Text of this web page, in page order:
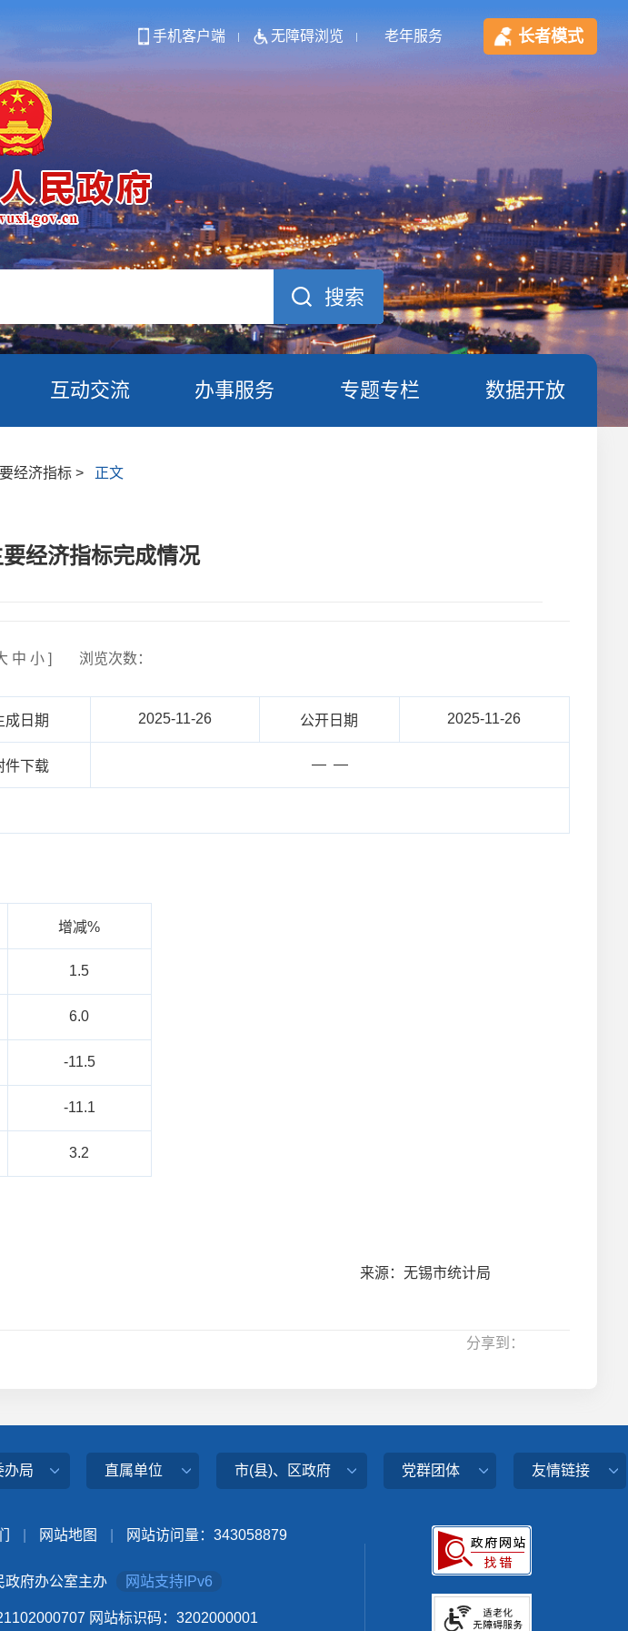
手机客户端 无障碍浏览 老年服务 长者模式
互动交流 办事服务 专题专栏 数据开放
经济指标 > 正文
经济指标完成情况
中 小] 浏览次数：
成日期 2025-11-26 公开日期 2025-11-26
件下载 — —
增减%
1.5
6.0
-11.5
-11.1
3.2
来源：无锡市统计局
分享到：
办局 直属单位 市(县)、区政府 党群团体 友情链接
网站地图 网站访问量： 343058879
政府办公室主办 网站支持IPv6
网站标识码：3202000001